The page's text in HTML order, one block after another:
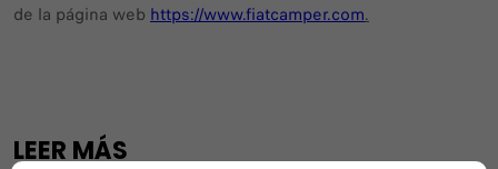
de la página web https://www.fiatcamper.com.
LEER MÁS